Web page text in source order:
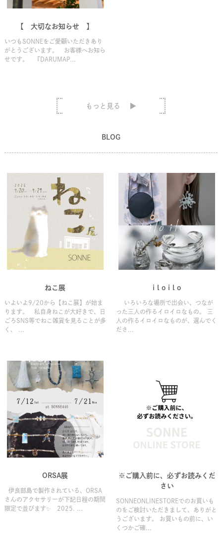
【 大切なお知らせ 】
いつもSONNEをご愛顧いただきあり
がとうございます。 お客様へお知ら
せです。 『DARUMAP...
もっと見る
BLOG
ねこ展
いよいよ9/20から【ねこ展】が始ま
ります。 私自身ねこが大好きで、日
ごろSNS等でねこ雑貨を見ることが多
く、 ...
i l o i l o
いろいろな場所で出会い、つなが
った三人の作るイロイロなもの。 三
人の作るイロイロなものが、選んでく
ださ...
ORSA展
伊良部島で製作されている、ORSA
さんのアクセサリーが下記日程の期間
限定で並びます✨ 2025. ...
※ご購入前に、必ずお読みくだ
さい
SONNEONLINESTOREでのお買いも
のをご検討いただきまして、ありがと
うございます。 お買いもの前に、い
くつかご確...